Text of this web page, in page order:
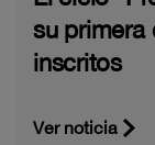
su primera
inscritos
Ver noticia